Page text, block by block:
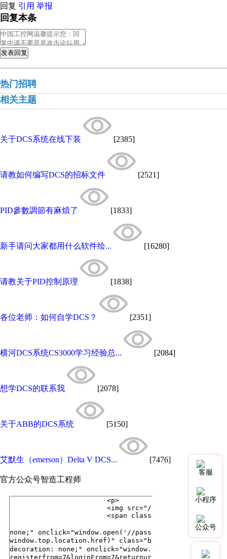
回复 引用 举报
回复本条
发表回复
热门招聘
相关主题
关于DCS系统在线下装 [2385]
请教如何编写DCS的招标文件 [2521]
PID參數調節有麻煩了 [1833]
新手请问大家都用什么软件绘... [16280]
请教关于PID控制原理 [1838]
各位老师：如何自学DCS？ [2351]
横河DCS系统CS3000学习经验总... [2084]
想学DCS的联系我 [2078]
关于ABB的DCS系统 [5150]
艾默生（emerson）Delta V DCS... [7476]
官方公众号智造工程师
客服
小程序
公众号